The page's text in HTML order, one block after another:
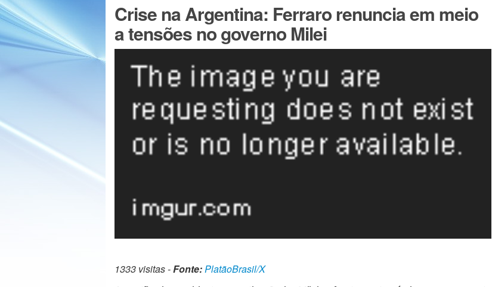
Crise na Argentina: Ferraro renuncia em meio
a tensões no governo Milei
1333 visitas -Fonte:PlatãoBrasil/X